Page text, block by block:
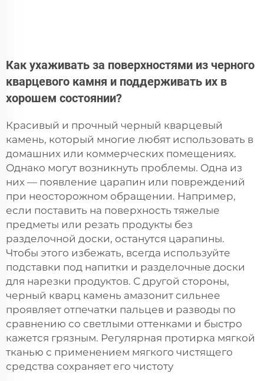
Как ухаживать за поверхностями из черного
кварцевого камня и поддерживать их в
хорошем состоянии?
Красивый и прочный черный кварцевый
камень, который многие любят использовать в
домашних или коммерческих помещениях.
Однако могут возникнуть проблемы. Одна из
них — появление царапин или повреждений
при неосторожном обращении. Например,
если поставить на поверхность тяжелые
предметы или резать продукты без
разделочной доски, останутся царапины.
Чтобы этого избежать, всегда используйте
подставки под напитки и разделочные доски
для нарезки продуктов. С другой стороны,
черный кварц камень амазонит сильнее
проявляет отпечатки пальцев и разводы по
сравнению со светлыми оттенками и быстро
кажется грязным. Регулярная протирка мягкой
тканью с применением мягкого чистящего
средства сохраняет его чистоту